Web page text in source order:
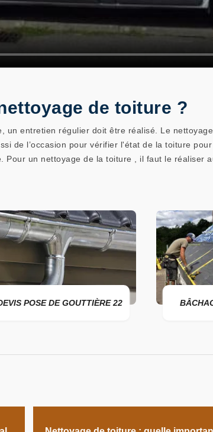
de toiture ?
un entretien régulier doit être réalisé. Le
de l’occasion pour vérifier l'état de la toiture
un nettoyage de la toiture , il faut le réaliser
POSE DE GOUTTIÈRE 22